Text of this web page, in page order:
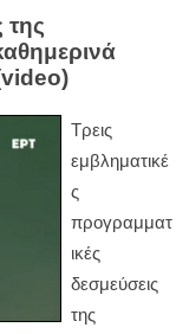
της
Τρεις
εμβληματικέ
ς
προγραμματ
ικές
δεσμεύσεις
της